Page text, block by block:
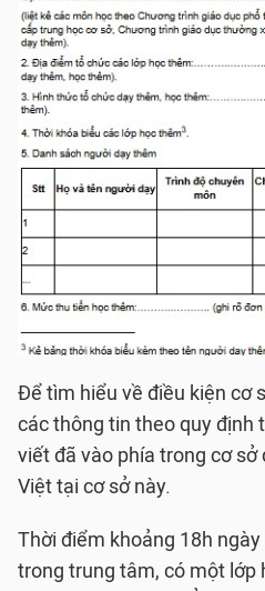
Để tìm hiểu về điều kiện cơ
các thông tin theo quy định
viết đã vào phía trong cơ
Việt tại cơ sở này.
Thời điểm khoảng 18h
trong trung tâm, có một lớp